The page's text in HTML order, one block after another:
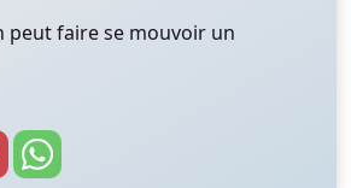
peut faire se mouvoir un